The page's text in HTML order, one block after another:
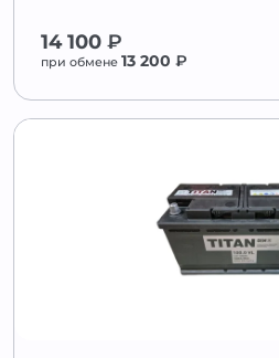
14 100 ₽
при обмене 13 200 ₽